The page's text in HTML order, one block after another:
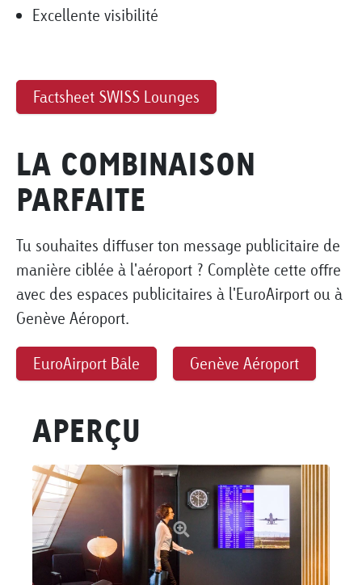
Excellente visibilité
Factsheet SWISS Lounges
LA COMBINAISON
PARFAITE
Tu souhaites diffuser ton message publicitaire de
manière ciblée à l'aéroport ? Complète cette offre
avec des espaces publicitaires à l'EuroAirport ou à
Genève Aéroport.
EuroAirport Bâle Genève Aéroport
APERÇU